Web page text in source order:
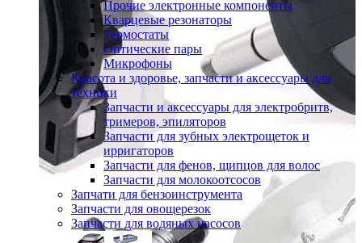
Прочие электронные компоненты
Кварцевые резонаторы
Термостаты
Оптические пары
Микрофоны
Красота и здоровье, запчасти и аксессуары для
техники
Запчасти и аксессуары для электробритв,
тримеров, эпиляторов
Запчасти для зубных электрощеток и
ирригаторов
Запчасти для фенов, щипцов для волос
Запчасти для молокоотсосов
Запчати для бензоинструмента
Запчасти для овощерезок
Запчасти для водяных насосов